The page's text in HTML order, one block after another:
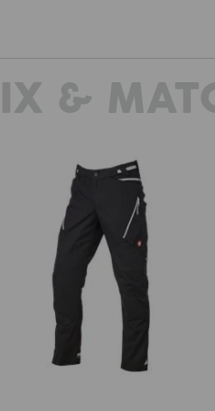
&
Pantalon à taille élastique
e.s.ambition